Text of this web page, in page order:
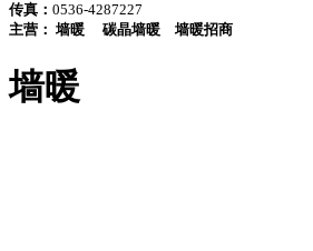
传真： 0536-4287227
主营： 墙暖 碳晶墙暖 墙暖招商
墙暖